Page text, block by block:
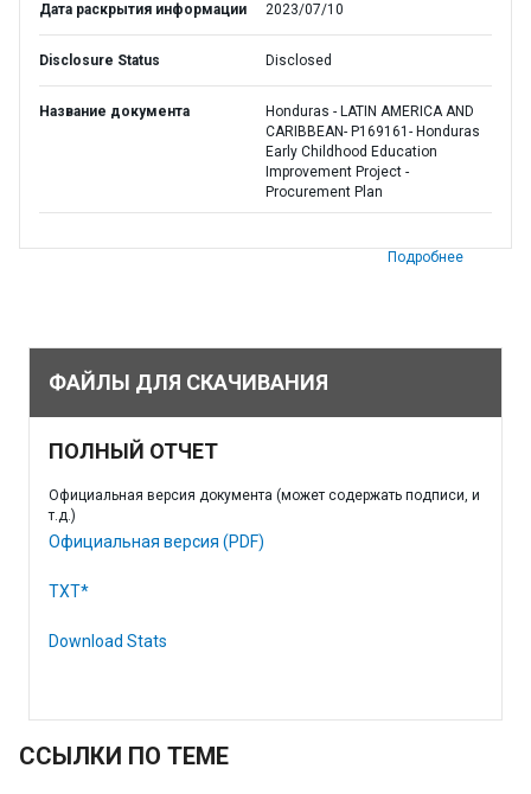
Дата раскрытия информации 2023/07/10
Disclosure Status Disclosed
Название документа
Honduras - LATIN AMERICA AND
CARIBBEAN- P169161- Honduras
Early Childhood Education
Improvement Project -
Procurement Plan
Подробнее
ФАЙЛЫ ДЛЯ СКАЧИВАНИЯ
ПОЛНЫЙ ОТЧЕТ
Официальная версия документа (может содержать подписи, и
т.д.)
Официальная версия (PDF)
TXT*
Download Stats
ССЫЛКИ ПО ТЕМЕ